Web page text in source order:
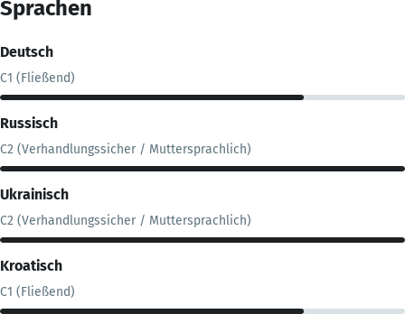
Sprachen
Deutsch
C1 (Fließend)
Russisch
C2 (Verhandlungssicher / Muttersprachlich)
Ukrainisch
C2 (Verhandlungssicher / Muttersprachlich)
Kroatisch
C1 (Fließend)